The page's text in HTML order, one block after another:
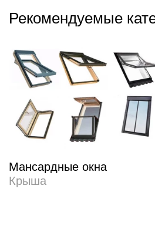
Рекомендуемые
Мансардные окна
Крыша